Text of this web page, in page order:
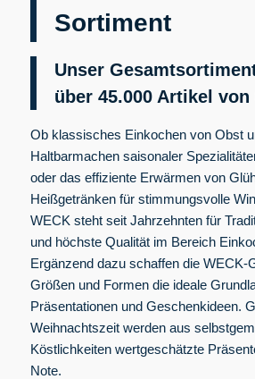
Sortiment
Unser
über 45.000 Artikel von
Ob klassisches Einkochen von Obst
Haltbarmachen saisonaler
oder das effiziente Erwärmen von
Heißgetränken für stimmungsvolle
WECK steht seit Jahrzehnten für
und höchste Qualität im Bereich
Ergänzend dazu schaffen die WECK-
Größen und Formen die ideale
Präsentationen und Geschenkideen.
Weihnachtszeit werden aus
Köstlichkeiten wertgeschätzte
Note.